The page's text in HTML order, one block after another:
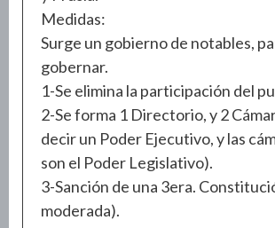
Medidas:
Surge un gobierno de notables,
gobernar.
1-Se elimina la participación del
2-Se forma 1 Directorio, y 2
decir un Poder Ejecutivo, y las
son el Poder Legislativo).
3-Sanción de una 3era.
moderada).